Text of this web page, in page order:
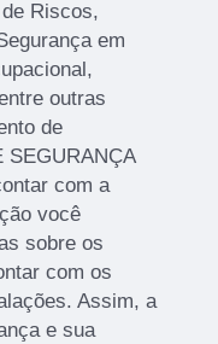
Riscos,
em
outras
de
SEGURANÇA
com a
você
sobre os
com os
Assim, a
e sua